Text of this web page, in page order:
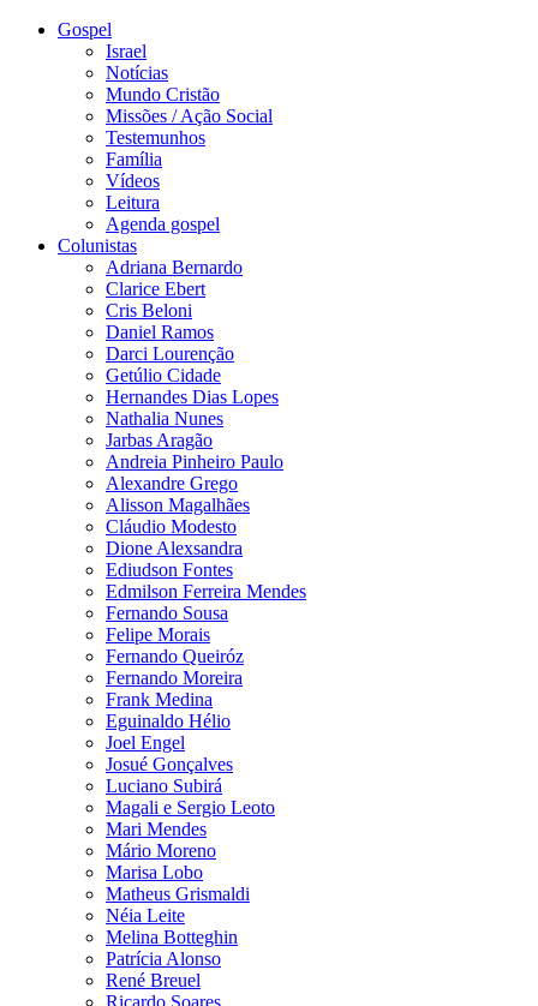
Gospel
Israel
Notícias
Mundo Cristão
Missões / Ação Social
Testemunhos
Família
Vídeos
Leitura
Agenda gospel
Colunistas
Adriana Bernardo
Clarice Ebert
Cris Beloni
Daniel Ramos
Darci Lourenção
Getúlio Cidade
Hernandes Dias Lopes
Nathalia Nunes
Jarbas Aragão
Andreia Pinheiro Paulo
Alexandre Grego
Alisson Magalhães
Cláudio Modesto
Dione Alexsandra
Ediudson Fontes
Edmilson Ferreira Mendes
Fernando Sousa
Felipe Morais
Fernando Queiróz
Fernando Moreira
Frank Medina
Eguinaldo Hélio
Joel Engel
Josué Gonçalves
Luciano Subirá
Magali e Sergio Leoto
Mari Mendes
Mário Moreno
Marisa Lobo
Matheus Grismaldi
Néia Leite
Melina Botteghin
Patrícia Alonso
René Breuel
Ricardo Soares